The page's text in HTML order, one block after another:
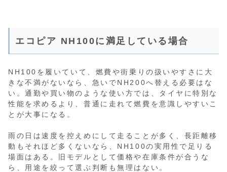
エコピア NH100に満足している場合
NH100を履いていて、燃費や街乗りの扱いやすさに大
きな不満がないなら、急いでNH200へ替える必要はな
い。通勤や買い物のような使い方では、タイヤに特別な
性能を求めるより、普通に走れて燃費を意識しやすいこ
とが大事になる。
雨の日は速度を控えめにして走ることが多く、長距離移
動もそれほど多くないなら、NH100の実用性で足りる
場面はある。旧モデルとして価格や在庫条件が合うな
ら、用途を絞って選ぶ判断も無理はない。